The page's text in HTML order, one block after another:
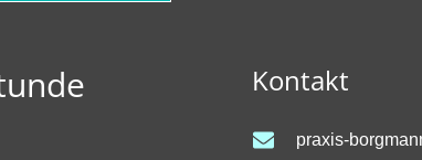
Kontakt
praxis-